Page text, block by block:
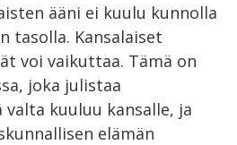
ääni ei kuulu kunnolla
tasolla. Kansalaiset
voi vaikuttaa. Tämä on
joka julistaa
kuuluu kansalle, ja
elämän